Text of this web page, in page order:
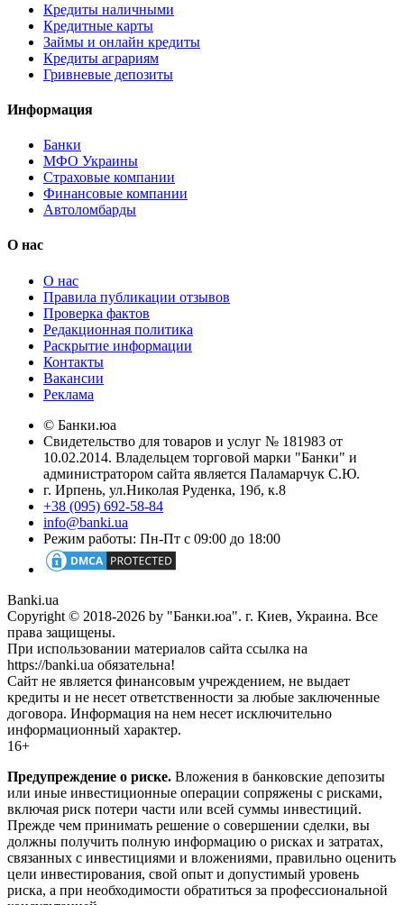
Кредиты наличными
Кредитные карты
Займы и онлайн кредиты
Кредиты аграриям
Гривневые депозиты
Информация
Банки
МФО Украины
Страховые компании
Финансовые компании
Автоломбарды
О нас
О нас
Правила публикации отзывов
Проверка фактов
Редакционная политика
Раскрытие информации
Контакты
Вакансии
Реклама
© Банки.юа
Свидетельство для товаров и услуг № 181983 от
10.02.2014. Владельцем торговой марки "Банки" и
администратором сайта является Паламарчук С.Ю.
г. Ирпень, ул.Николая Руденка, 19б, к.8
+38 (095) 692-58-84
info@banki.ua
Режим работы: Пн-Пт с 09:00 до 18:00
Banki.ua
Copyright © 2018-2026 by "Банки.юа". г. Киев, Украина. Все
права защищены.
При использовании материалов сайта ссылка на
https://banki.ua обязательна!
Сайт не является финансовым учреждением, не выдает
кредиты и не несет ответственности за любые заключенные
договора. Информация на нем несет исключительно
информационный характер.
16+
Предупреждение о риске. Вложения в банковские депозиты
или иные инвестиционные операции сопряжены с рисками,
включая риск потери части или всей суммы инвестиций.
Прежде чем принимать решение о совершении сделки, вы
должны получить полную информацию о рисках и затратах,
связанных с инвестициями и вложениями, правильно оценить
цели инвестирования, свой опыт и допустимый уровень
риска, а при необходимости обратиться за профессиональной